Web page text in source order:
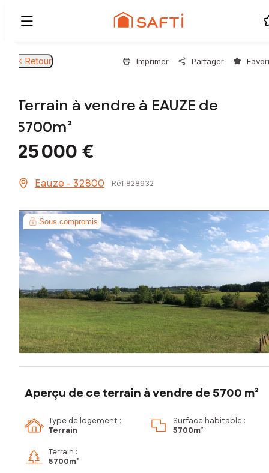
Retour Imprimer Partager
Terrain à vendre à EAUZE de
5700m²
25 000 €
Eauze - 32800 Réf 828932
Sous compromis
Aperçu de ce terrain à vendre de 5700 m²
Type de logement :
Terrain
Surface habitable :
5 700m²
Terrain :
5 700m²